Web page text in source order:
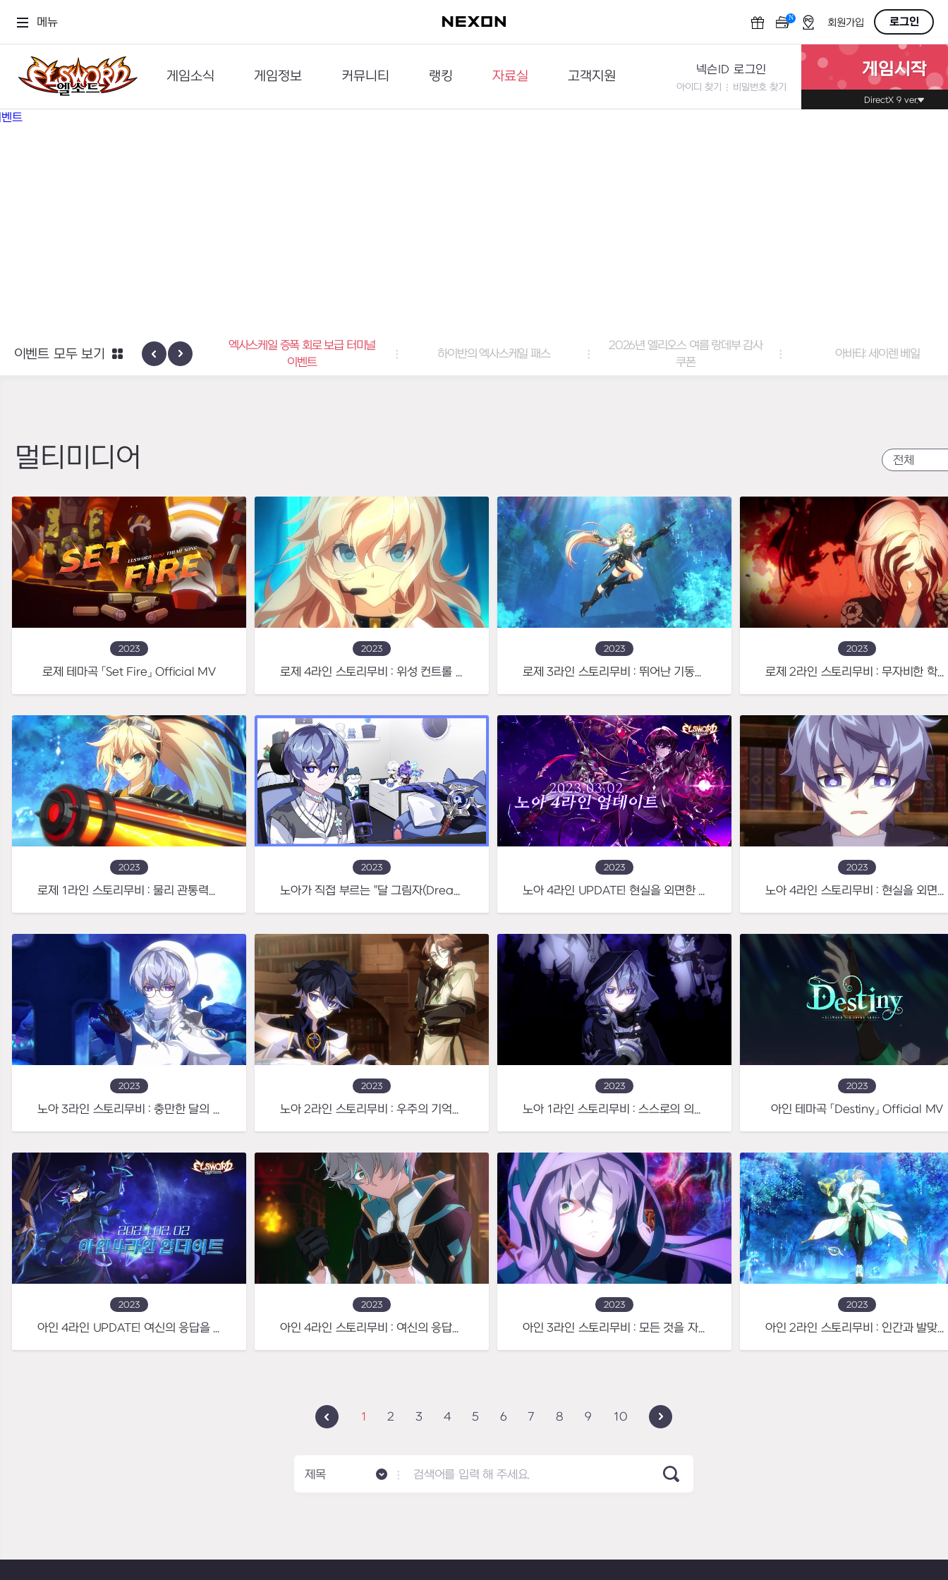
메뉴 N OFF회원가입 로그인
게임소식
공지사항
게임정보
세계관
커뮤니티
이슈게시판
랭킹
던전랭킹
자료실
다운로드
고객지원
문의하기
넥슨ID 로그인
아이디 찾기 비밀번호 찾기
게임시작
DirectX 9 ver.
신규 지역 네블론
엑사스케일 증폭 회로 보급 터미널
이벤트
하이반의 엑사스케일 패스
2026년 엘리오스 여름 랑데부 감사
쿠폰
아바타: 세이렌 베일
이벤트 모두 보기
멀티미디어 전체
2023
로제 테마곡 「Set Fire」 Official MV
2023
로제 4라인 스토리무비 : 위성 컨트롤 기계군단의 창시자
2023
로제 3라인 스토리무비 : 뛰어난 기동력을 활용한 공중전의 귀재
2023
로제 2라인 스토리무비 : 무자비한 학살을 일삼는 핏빛 방랑자
2023
로제 1라인 스토리무비 : 물리 관통력을 극한까지 끌어올린 중화기 마스터
2023
노아가 직접 부르는 "달 그림자(Dreamy ver.)"
2023
노아 4라인 UPDATE! 현실을 외면한 채 역몽 속을 여행하는 몽상가, 모르페우스
2023
노아 4라인 스토리무비 : 현실을 외면한 채 역몽 속을 여행하는 몽상가
2023
노아 3라인 스토리무비 : 충만한 달의 힘을 자유자재로 다루는 은월의 순교자
2023
노아 2라인 스토리무비 : 우주의 기억과 현재를 넘나들며 미래를 개척해 나가는 성좌의 관측자
2023
노아 1라인 스토리무비 : 스스로의 의지로 어둠을 걷어내는 그림자의 주인
2023
아인 테마곡 「Destiny」 Official MV
2023
아인 4라인 UPDATE! 여신의 응답을 갈망하는 뒤틀린 신의 사도, 비고트
2023
아인 4라인 스토리무비 : 여신의 응답을 갈망하는 뒤틀린 신의 사도
2023
아인 3라인 스토리무비 : 모든 것을 자신의 곁으로 불러들이는 공허의 주인
2023
아인 2라인 스토리무비 : 인간과 발맞춰 성장하는 감정의 지휘자
1 2 3 4 5 6 7 8 9 10
제목